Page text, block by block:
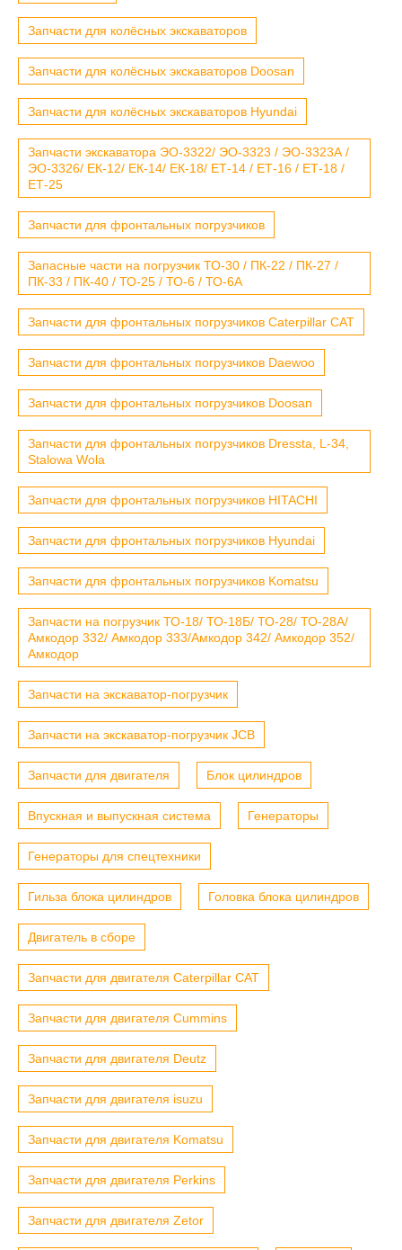
Запчасти для колёсных экскаваторов
Запчасти для колёсных экскаваторов Doosan
Запчасти для колёсных экскаваторов Hyundai
Запчасти экскаватора ЭО-3322/ ЭО-3323 / ЭО-3323А /
ЭО-3326/ ЕК-12/ ЕК-14/ ЕК-18/ ЕТ-14 / ЕТ-16 / ЕТ-18 /
ЕТ-25
Запчасти для фронтальных погрузчиков
Запасные части на погрузчик ТО-30 / ПК-22 / ПК-27 /
ПК-33 / ПК-40 / ТО-25 / ТО-6 / ТО-6А
Запчасти для фронтальных погрузчиков Caterpillar CAT
Запчасти для фронтальных погрузчиков Daewoo
Запчасти для фронтальных погрузчиков Doosan
Запчасти для фронтальных погрузчиков Dressta, L-34,
Stalowa Wola
Запчасти для фронтальных погрузчиков HITACHI
Запчасти для фронтальных погрузчиков Hyundai
Запчасти для фронтальных погрузчиков Komatsu
Запчасти на погрузчик ТО-18/ ТО-18Б/ ТО-28/ ТО-28А/
Амкодор 332/ Амкодор 333/Амкодор 342/ Амкодор 352/
Амкодор
Запчасти на экскаватор-погрузчик
Запчасти на экскаватор-погрузчик JCB
Запчасти для двигателя Блок цилиндров
Впускная и выпускная система Генераторы
Генераторы для спецтехники
Гильза блока цилиндров Головка блока цилиндров
Двигатель в сборе
Запчасти для двигателя Caterpillar CAT
Запчасти для двигателя Cummins
Запчасти для двигателя Deutz
Запчасти для двигателя isuzu
Запчасти для двигателя Komatsu
Запчасти для двигателя Perkins
Запчасти для двигателя Zetor